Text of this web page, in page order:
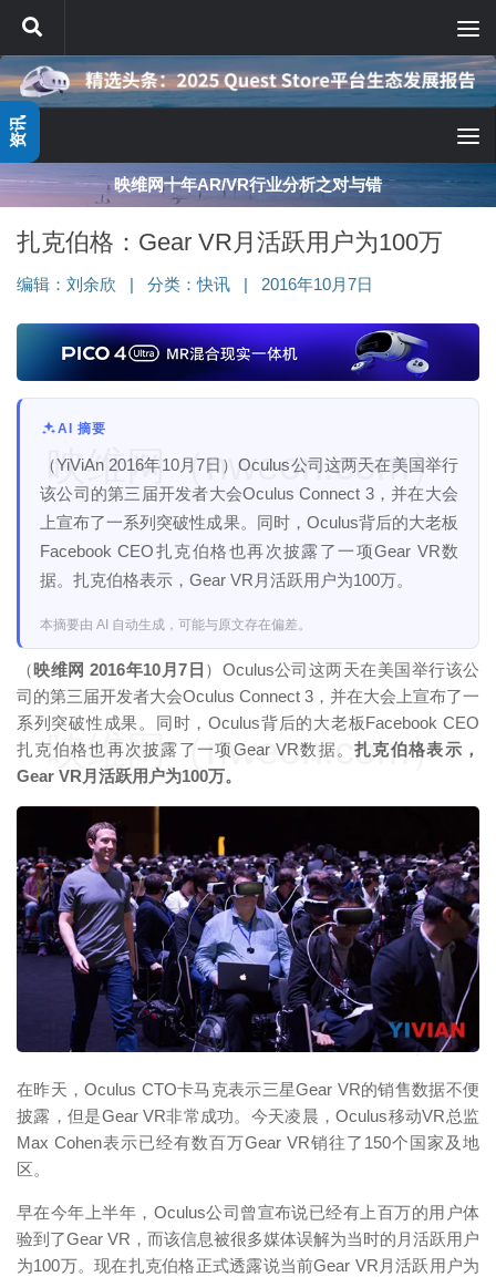
跳至内容
映维网十年AR/VR行业分析之对与错
扎克伯格：Gear VR月活跃用户为100万
编辑： 刘余欣 分类：快讯 2016年10月7日
AI 摘要
（YiViAn 2016年10月7日）Oculus公司这两天在美国举行
该公司的第三届开发者大会Oculus Connect 3，并在大会
上宣布了一系列突破性成果。同时，Oculus背后的大老板
Facebook CEO扎克伯格也再次披露了一项Gear VR数
据。扎克伯格表示，Gear VR月活跃用户为100万。
本摘要由 AI 自动生成，可能与原文存在偏差。
（映维网 2016年10月7日 ）Oculus公司这两天在美国举行该公
司的第三届开发者大会Oculus Connect 3，并在大会上宣布了一
系列突破性成果。同时，Oculus背后的大老板Facebook CEO
扎克伯格也再次披露了一项Gear VR数据。扎克伯格表示，
Gear VR月活跃用户为100万。
在昨天，Oculus CTO卡马克表示三星Gear VR的销售数据不便
披露，但是Gear VR非常成功。今天凌晨，Oculus移动VR总监
Max Cohen表示已经有数百万Gear VR销往了150个国家及地
区。
早在今年上半年，Oculus公司曾宣布说已经有上百万的用户体
验到了Gear VR，而该信息被很多媒体误解为当时的月活跃用户
为100万。现在扎克伯格正式透露说当前Gear VR月活跃用户为
映维网（nweon.com）
映维网（nweon.com）
映维网（nweon.com）
资讯